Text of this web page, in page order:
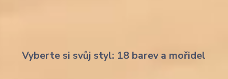
Vyberte si svůj styl: 18 barev a mořidel